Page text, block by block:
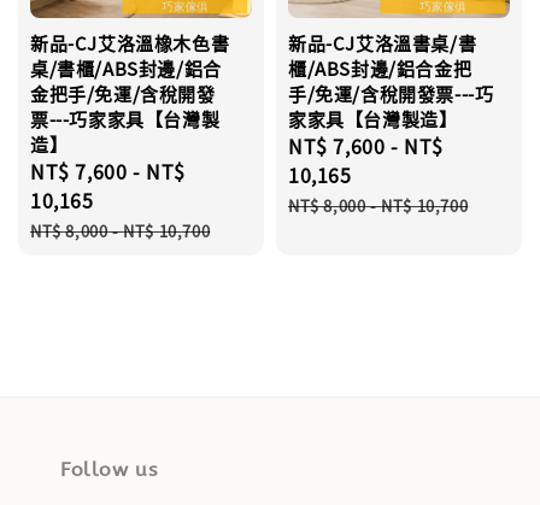
新品-CJ艾洛溫橡木色書
桌/書櫃/ABS封邊/鋁合
金把手/免運/含稅開發
票---巧家家具【台灣製
造】
Sale
price
NT$ 7,600 - NT$
10,165
Regular
NT$ 8,000-NT$ 10,700
新品-CJ艾洛溫書桌/書
櫃/ABS封邊/鋁合金把
手/免運/含稅開發票---巧
家家具【台灣製造】
Sale
price
NT$ 7,600 - NT$
10,165
Regular
NT$ 8,000-NT$ 10,700
Follow us